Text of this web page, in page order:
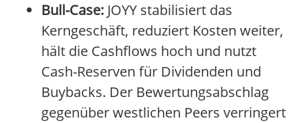
Bull-Case: JOYY stabilisiert das
Kerngeschäft, reduziert Kosten weiter,
hält die Cashflows hoch und nutzt
Cash-Reserven für Dividenden und
Buybacks. Der Bewertungsabschlag
gegenüber westlichen Peers verringert